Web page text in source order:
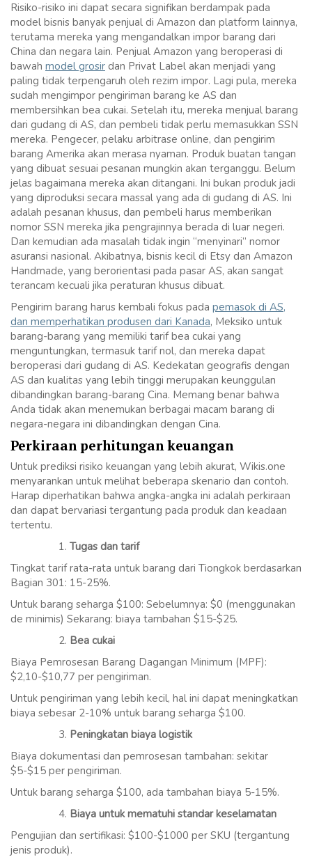
Risiko-risiko ini dapat secara signifikan berdampak pada
model bisnis banyak penjual di Amazon dan platform lainnya,
terutama mereka yang mengandalkan impor barang dari
China dan negara lain. Penjual Amazon yang beroperasi di
bawah model grosir dan Privat Label akan menjadi yang
paling tidak terpengaruh oleh rezim impor. Lagi pula, mereka
sudah mengimpor pengiriman barang ke AS dan
membersihkan bea cukai. Setelah itu, mereka menjual barang
dari gudang di AS, dan pembeli tidak perlu memasukkan SSN
mereka. Pengecer, pelaku arbitrase online, dan pengirim
barang Amerika akan merasa nyaman. Produk buatan tangan
yang dibuat sesuai pesanan mungkin akan terganggu. Belum
jelas bagaimana mereka akan ditangani. Ini bukan produk jadi
yang diproduksi secara massal yang ada di gudang di AS. Ini
adalah pesanan khusus, dan pembeli harus memberikan
nomor SSN mereka jika pengrajinnya berada di luar negeri.
Dan kemudian ada masalah tidak ingin “menyinari” nomor
asuransi nasional. Akibatnya, bisnis kecil di Etsy dan Amazon
Handmade, yang berorientasi pada pasar AS, akan sangat
terancam kecuali jika peraturan khusus dibuat.
Pengirim barang harus kembali fokus pada pemasok di AS,
dan memperhatikan produsen dari Kanada, Meksiko untuk
barang-barang yang memiliki tarif bea cukai yang
menguntungkan, termasuk tarif nol, dan mereka dapat
beroperasi dari gudang di AS. Kedekatan geografis dengan
AS dan kualitas yang lebih tinggi merupakan keunggulan
dibandingkan barang-barang Cina. Memang benar bahwa
Anda tidak akan menemukan berbagai macam barang di
negara-negara ini dibandingkan dengan Cina.
Perkiraan perhitungan keuangan
Untuk prediksi risiko keuangan yang lebih akurat, Wikis.one
menyarankan untuk melihat beberapa skenario dan contoh.
Harap diperhatikan bahwa angka-angka ini adalah perkiraan
dan dapat bervariasi tergantung pada produk dan keadaan
tertentu.
Tugas dan tarif
Tingkat tarif rata-rata untuk barang dari Tiongkok berdasarkan
Bagian 301: 15-25%.
Untuk barang seharga $100: Sebelumnya: $0 (menggunakan
de minimis) Sekarang: biaya tambahan $15-$25.
Bea cukai
Biaya Pemrosesan Barang Dagangan Minimum (MPF):
$2,10-$10,77 per pengiriman.
Untuk pengiriman yang lebih kecil, hal ini dapat meningkatkan
biaya sebesar 2-10% untuk barang seharga $100.
Peningkatan biaya logistik
Biaya dokumentasi dan pemrosesan tambahan: sekitar
$5-$15 per pengiriman.
Untuk barang seharga $100, ada tambahan biaya 5-15%.
Biaya untuk mematuhi standar keselamatan
Pengujian dan sertifikasi: $100-$1000 per SKU (tergantung
jenis produk).